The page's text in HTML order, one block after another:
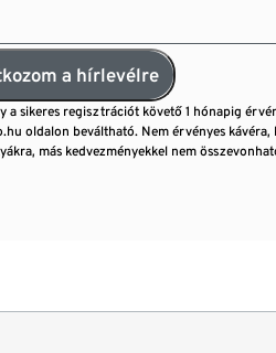
a hírlevélre
a sikeres regisztrációt követő 1 hónapig
oldalon beváltható. Nem érvényes kávéra,
más kedvezményekkel nem